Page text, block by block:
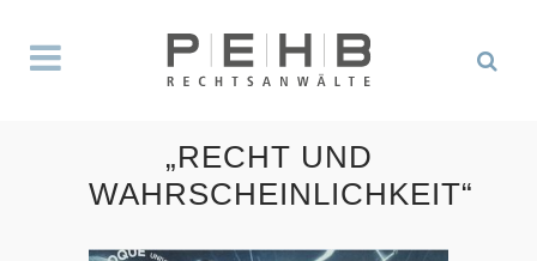
„RECHT UND
WAHRSCHEINLICHKEIT“